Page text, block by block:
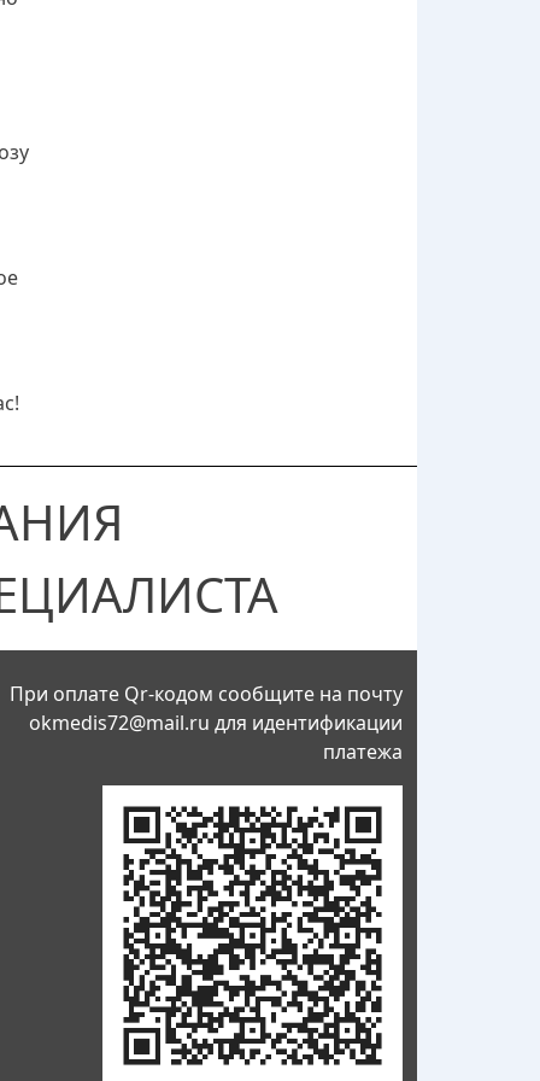
При оплате Qr-кодом сообщите на почту
okmedis72@mail.ru для идентификации
платежа